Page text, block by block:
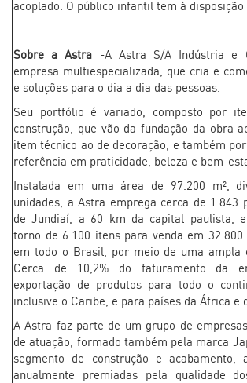
acoplado. O público infantil tem à disposição
--
Sobre a Astra -A Astra S/A Indústria e
empresa multiespecializada, que cria e
e soluções para o dia a dia das pessoas.
Seu portfólio é variado, composto por
construção, que vão da fundação da obra
item técnico ao de decoração, e também
referência em praticidade, beleza e bem-
Instalada em uma área de 97.200 m²,
unidades, a Astra emprega cerca de 1.843
de Jundiaí, a 60 km da capital paulista,
torno de 6.100 itens para venda em 32.800
em todo o Brasil, por meio de uma ampla
Cerca de 10,2% do faturamento da
exportação de produtos para todo o
inclusive o Caribe, e para países da África e
A Astra faz parte de um grupo de
de atuação, formado também pela marca
segmento de construção e acabamento,
anualmente premiadas pela qualidade